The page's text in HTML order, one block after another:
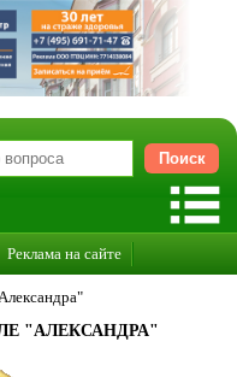
Реклама на сайте
"АЛЕКСАНДРА"